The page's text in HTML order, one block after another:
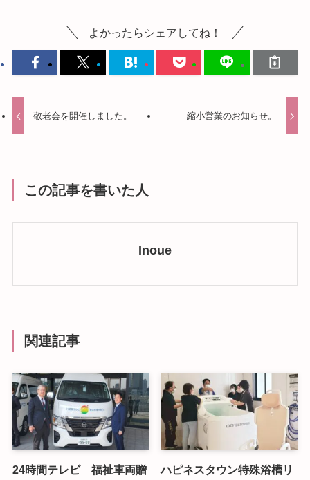
よかったらシェアしてね！
敬老会を開催しました。 縮小営業のお知らせ。
この記事を書いた人
Inoue
関連記事
24時間テレビ 福祉車両贈
ハピネスタウン特殊浴槽リ